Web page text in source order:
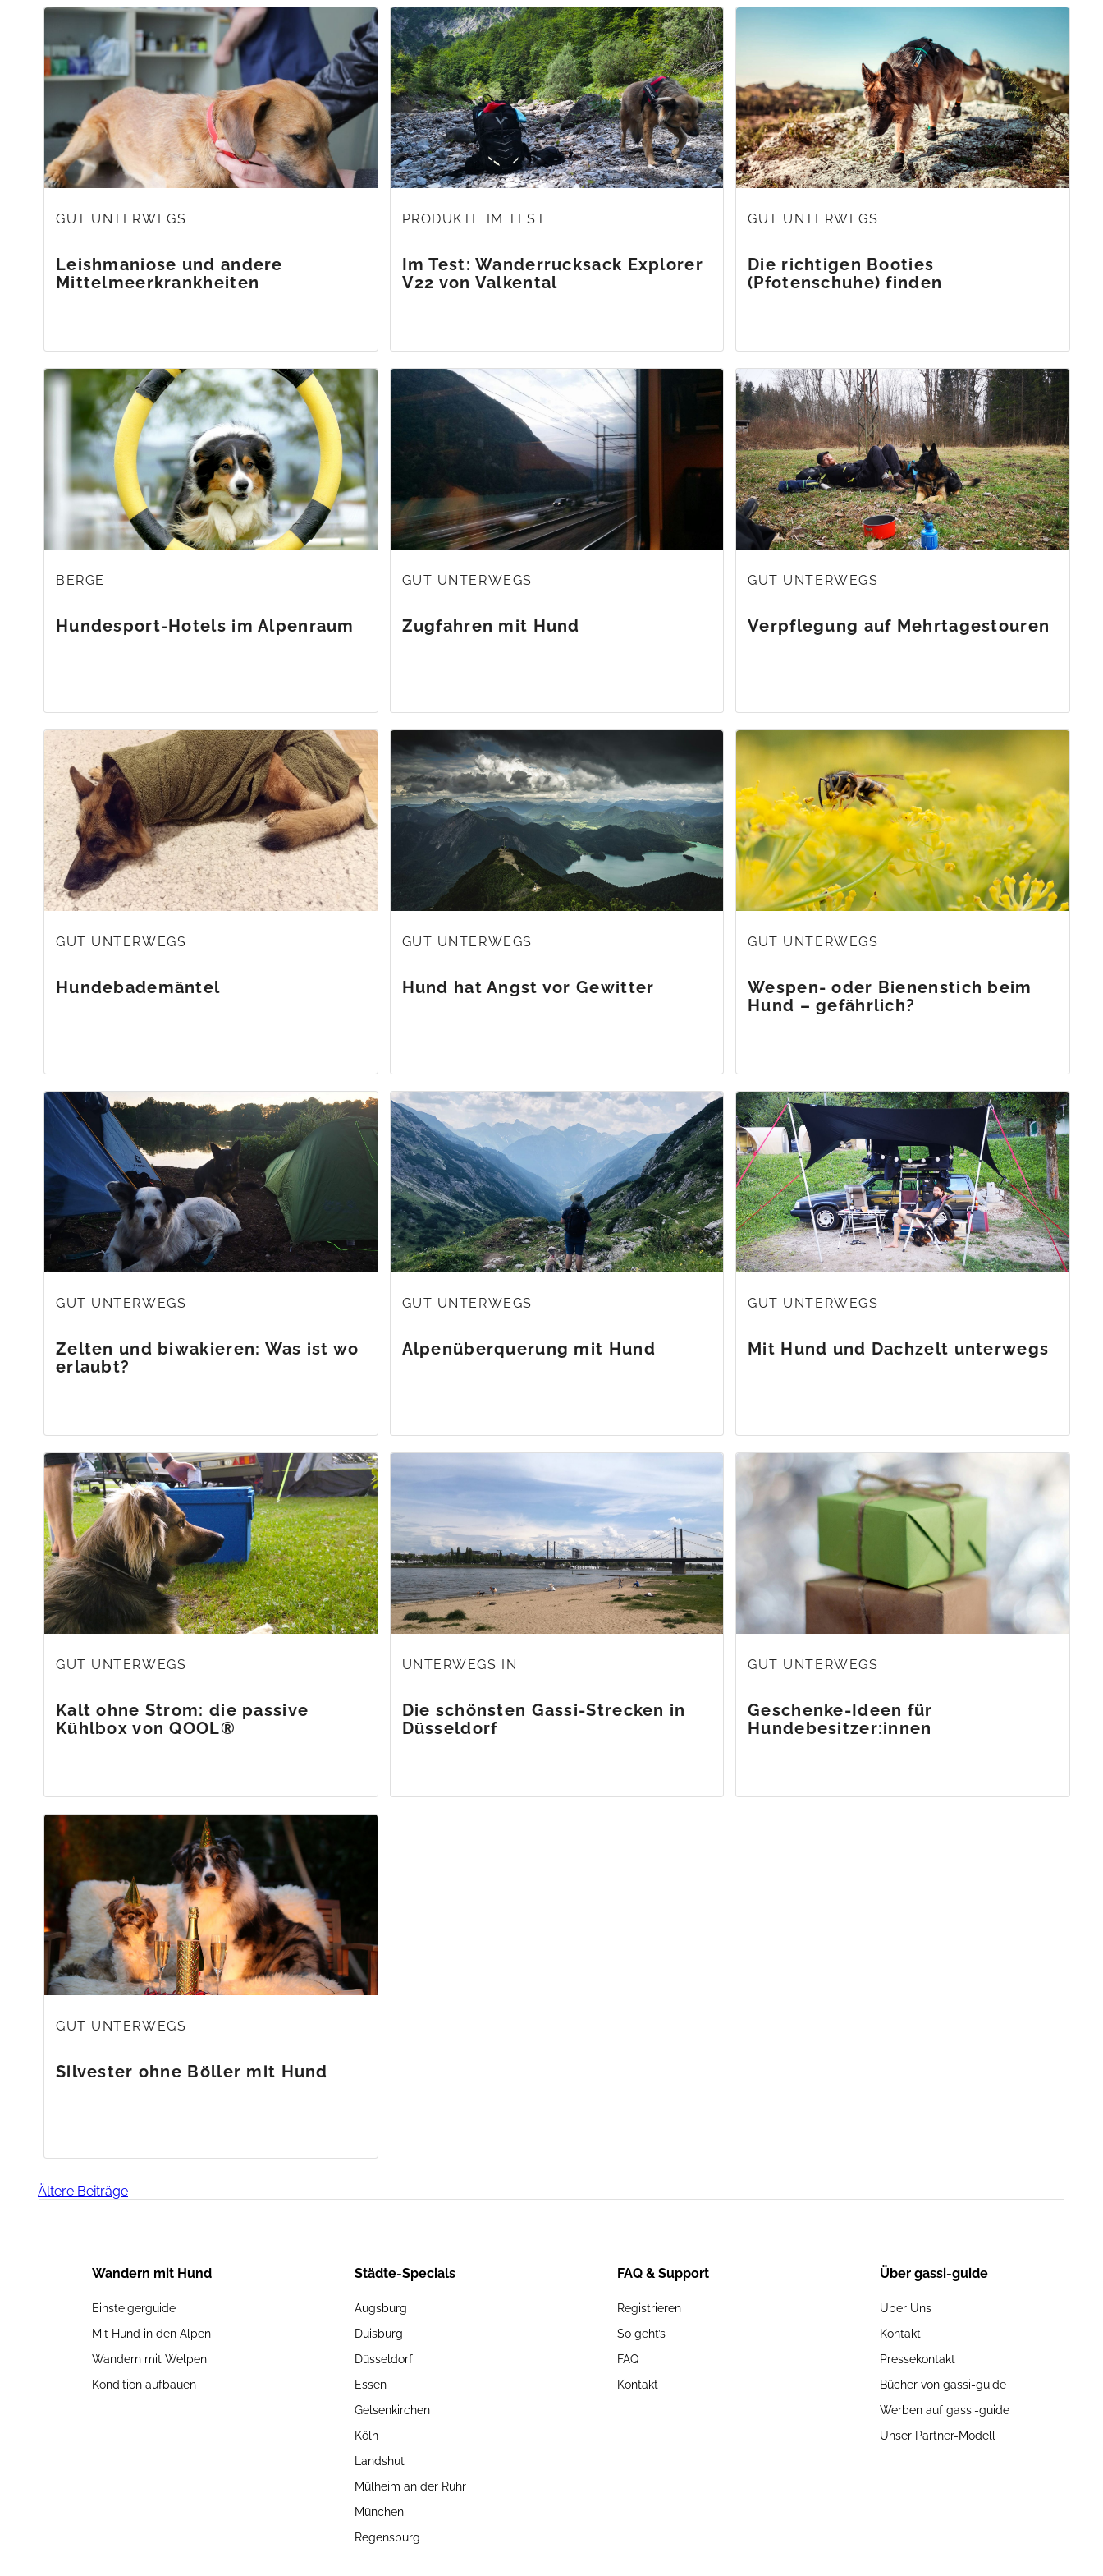
GUT UNTERWEGS
Leishmaniose und andere
Mittelmeerkrankheiten
PRODUKTE IM TEST
Im Test: Wanderrucksack Explorer
V22 von Valkental
GUT UNTERWEGS
Die richtigen Booties
(Pfotenschuhe) finden
BERGE
Hundesport-Hotels im Alpenraum
GUT UNTERWEGS
Zugfahren mit Hund
GUT UNTERWEGS
Verpflegung auf Mehrtagestouren
GUT UNTERWEGS
Hundebademäntel
GUT UNTERWEGS
Hund hat Angst vor Gewitter
GUT UNTERWEGS
Wespen- oder Bienenstich beim
Hund – gefährlich?
GUT UNTERWEGS
Zelten und biwakieren: Was ist wo
erlaubt?
GUT UNTERWEGS
Alpenüberquerung mit Hund
GUT UNTERWEGS
Mit Hund und Dachzelt unterwegs
GUT UNTERWEGS
Kalt ohne Strom: die passive
Kühlbox von QOOL®
UNTERWEGS IN
Die schönsten Gassi-Strecken in
Düsseldorf
GUT UNTERWEGS
Geschenke-Ideen für
Hundebesitzer:innen
GUT UNTERWEGS
Silvester ohne Böller mit Hund
Beitragsnavigation
Ältere Beiträge
Wandern mit Hund
Einsteigerguide
Mit Hund in den Alpen
Wandern mit Welpen
Kondition aufbauen
Städte-Specials
Augsburg
Duisburg
Düsseldorf
Essen
Gelsenkirchen
Köln
Landshut
Mülheim an der Ruhr
München
Regensburg
FAQ & Support
Registrieren
So geht’s
FAQ
Kontakt
Über gassi-guide
Über Uns
Kontakt
Pressekontakt
Bücher von gassi-guide
Werben auf gassi-guide
Unser Partner-Modell